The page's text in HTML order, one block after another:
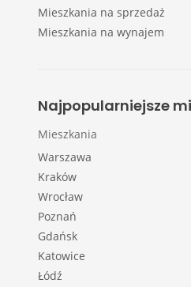
Mieszkania na sprzedaż
Mieszkania na wynajem
Najpopularniejsze
Mieszkania
Warszawa
Kraków
Wrocław
Poznań
Gdańsk
Katowice
Łódź